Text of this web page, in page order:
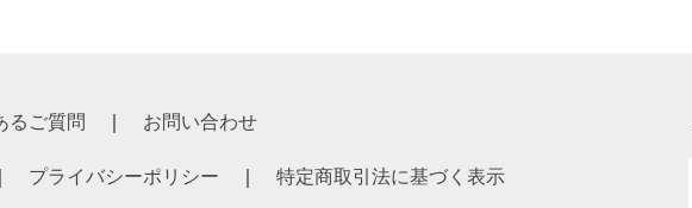
るご質問 お問い合わせ
プライバシーポリシー 特定商取引法に基づく表示